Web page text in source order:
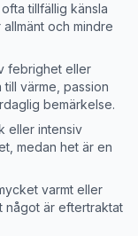
tillfällig känsla
och mindre
febrighet eller
värme, passion
bemärkelse.
eller intensiv
medan het är en
varmt eller
något är eftertraktat